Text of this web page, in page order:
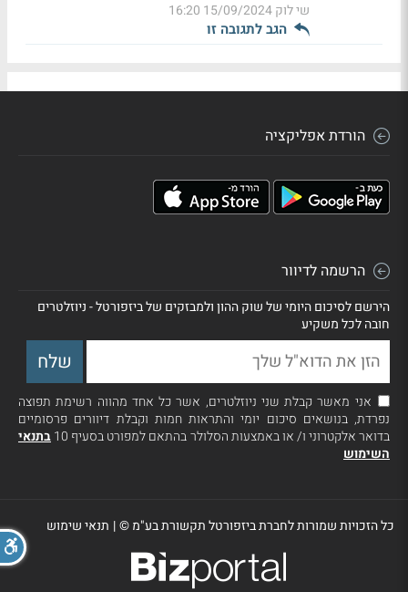
שי לוק15/09/2024 16:20
הגב לתגובה זו
הורדת אפליקציה
הרשמה לדיוור
הירשם לסיכום היומי של שוק ההון ולמבזקים של ביזפורטל - ניוזלטרים
חובה לכל משקיע
אני מאשר קבלת שני ניוזלטרים, אשר כל אחד מהווה רשימת תפוצה
נפרדת, בנושאים סיכום יומי והתראות חמות וקבלת דיוורים פרסומיים
בדואר אלקטרוני ו/ או באמצעות הסלולר בהתאם למפורט בסעיף 10
בתנאי
השימוש
כל הזכויות שמורות לחברת ביזפורטל תקשורת בע"מ ©| תנאי שימוש